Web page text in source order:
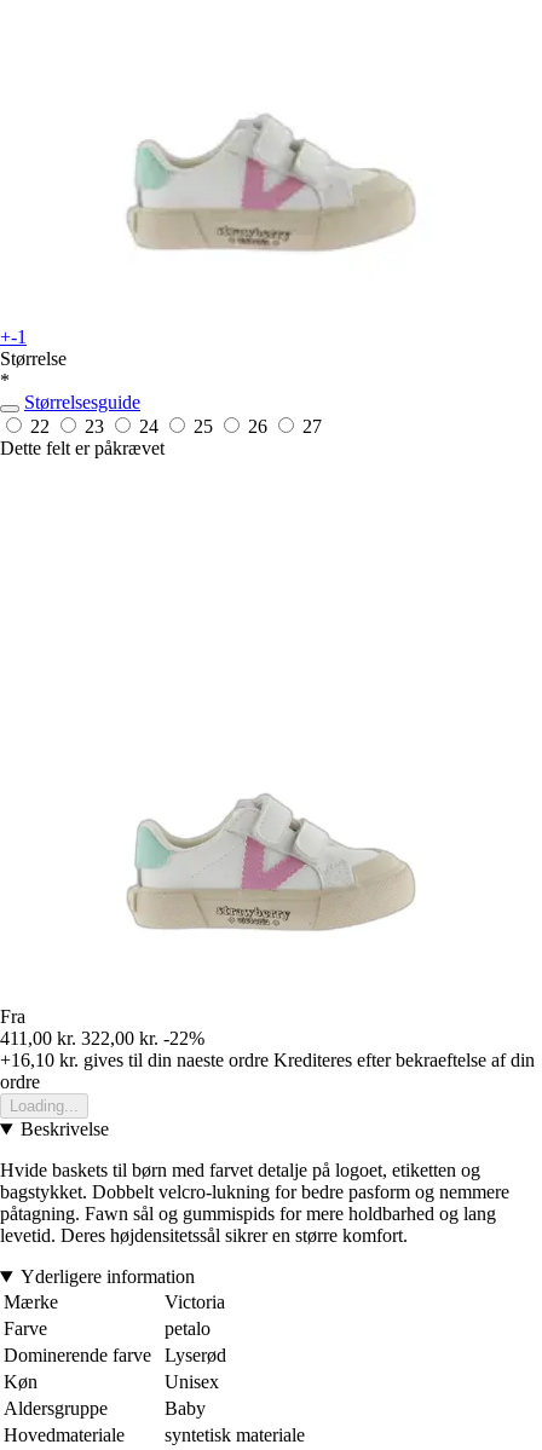
+-1
Størrelse
*
Størrelsesguide
22
23 24 25 26
27
Dette felt er påkrævet
Fra
411,00 kr. 322,00 kr. -22%
+16,10 kr. gives til din naeste ordre Krediteres efter bekraeftelse af din
ordre
Loading...
Beskrivelse
Hvide baskets til børn med farvet detalje på logoet, etiketten og
bagstykket. Dobbelt velcro-lukning for bedre pasform og nemmere
påtagning. Fawn sål og gummispids for mere holdbarhed og lang
levetid. Deres højdensitetssål sikrer en større komfort.
Yderligere information
Mærke
Victoria
Farve
petalo
Dominerende farve
Lyserød
Køn
Unisex
Aldersgruppe
Baby
Hovedmateriale
syntetisk materiale